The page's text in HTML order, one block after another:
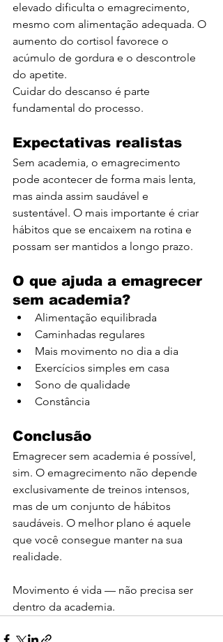
elevado dificulta o emagrecimento,
mesmo com alimentação adequada. O
aumento do cortisol favorece o
acúmulo de gordura e o descontrole
do apetite.
Cuidar do descanso é parte
fundamental do processo.
Expectativas realistas
Sem academia, o emagrecimento
pode acontecer de forma mais lenta,
mas ainda assim saudável e
sustentável. O mais importante é criar
hábitos que se encaixem na rotina e
possam ser mantidos a longo prazo.
O que ajuda a emagrecer
sem academia?
Alimentação equilibrada
Caminhadas regulares
Mais movimento no dia a dia
Exercícios simples em casa
Sono de qualidade
Constância
Conclusão
Emagrecer sem academia é possível,
sim. O emagrecimento não depende
exclusivamente de treinos intensos,
mas de um conjunto de hábitos
saudáveis. O melhor plano é aquele
que você consegue manter na sua
realidade.
Movimento é vida — não precisa ser
dentro da academia.